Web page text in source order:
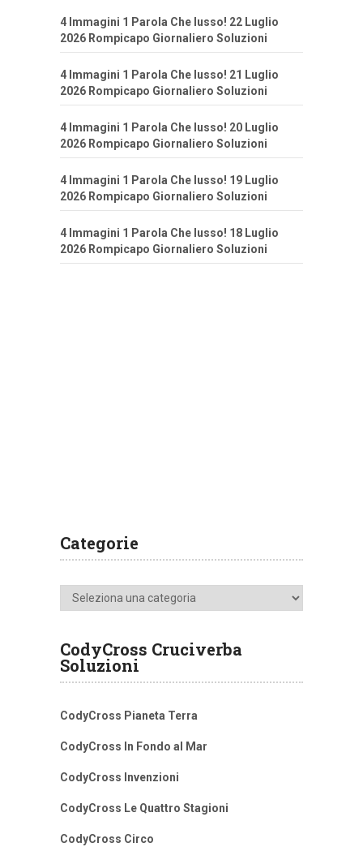
4 Immagini 1 Parola Che lusso! 22 Luglio
2026 Rompicapo Giornaliero Soluzioni
4 Immagini 1 Parola Che lusso! 21 Luglio
2026 Rompicapo Giornaliero Soluzioni
4 Immagini 1 Parola Che lusso! 20 Luglio
2026 Rompicapo Giornaliero Soluzioni
4 Immagini 1 Parola Che lusso! 19 Luglio
2026 Rompicapo Giornaliero Soluzioni
4 Immagini 1 Parola Che lusso! 18 Luglio
2026 Rompicapo Giornaliero Soluzioni
Categorie
Categorie
CodyCross Cruciverba
Soluzioni
CodyCross Pianeta Terra
CodyCross In Fondo al Mar
CodyCross Invenzioni
CodyCross Le Quattro Stagioni
CodyCross Circo